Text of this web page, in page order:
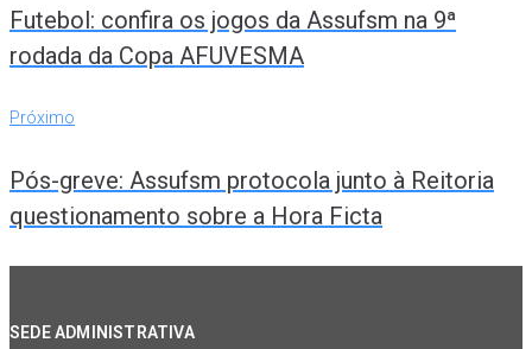
Post
Futebol: confira os jogos da Assufsm na 9ª
rodada da Copa AFUVESMA
Próximo
Próximo
Pós-greve: Assufsm protocola junto à Reitoria
questionamento sobre a Hora Ficta
SEDE ADMINISTRATIVA